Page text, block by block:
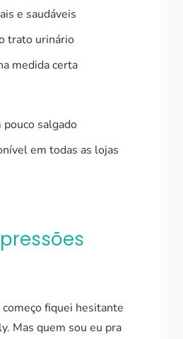
e saudáveis
trato urinário
medida certa
pouco salgado
em todas as lojas
fiquei hesitante
Mas quem sou eu pra